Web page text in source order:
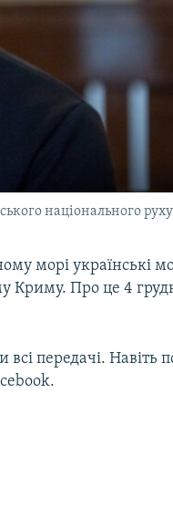
національного
морі українські
Криму. Про це 4
передачі. Навіть